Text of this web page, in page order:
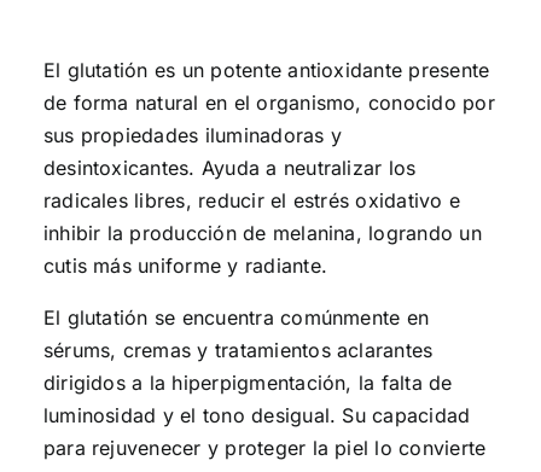
El glutatión es un potente antioxidante presente
de forma natural en el organismo, conocido por
sus propiedades iluminadoras y
desintoxicantes. Ayuda a neutralizar los
radicales libres, reducir el estrés oxidativo e
inhibir la producción de melanina, logrando un
cutis más uniforme y radiante.
El glutatión se encuentra comúnmente en
sérums, cremas y tratamientos aclarantes
dirigidos a la hiperpigmentación, la falta de
luminosidad y el tono desigual. Su capacidad
para rejuvenecer y proteger la piel lo convierte